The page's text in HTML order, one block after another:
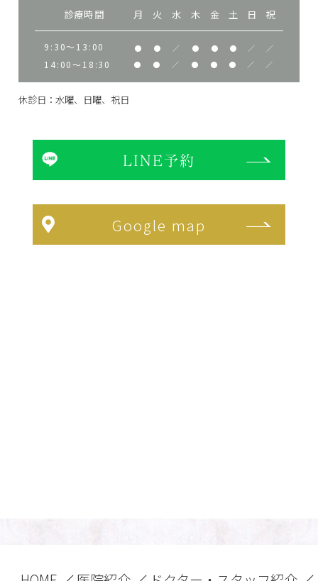
診療時間 月 火 水 木 金 土 日 祝
9:30～13:00 ● ● ／ ● ● ● ／ ／
14:00～18:30 ● ● ／ ● ● ● ／ ／
休診日：水曜、日曜、祝日
LINE予約
Google map